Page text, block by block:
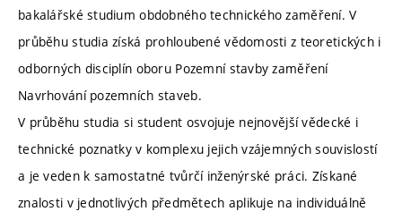
bakalářské studium obdobného technického zaměření. V
průběhu studia získá prohloubené vědomosti z teoretických i
odborných disciplín oboru Pozemní stavby zaměření
Navrhování pozemních staveb.
V průběhu studia si student osvojuje nejnovější vědecké i
technické poznatky v komplexu jejich vzájemných souvislostí
a je veden k samostatné tvůrčí inženýrské práci. Získané
znalosti v jednotlivých předmětech aplikuje na individuálně